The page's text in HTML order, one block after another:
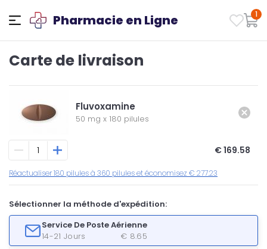
Pharmacie en Ligne 1
Carte de livraison
Fluvoxamine
50 mg x 180 pilules
€ 169.58
Réactualiser 180 pilules à 360 pilules et économisez € 277.23
Sélectionner la méthode d'expédition:
Service De Poste Aérienne
14-21 Jours
€ 8.65